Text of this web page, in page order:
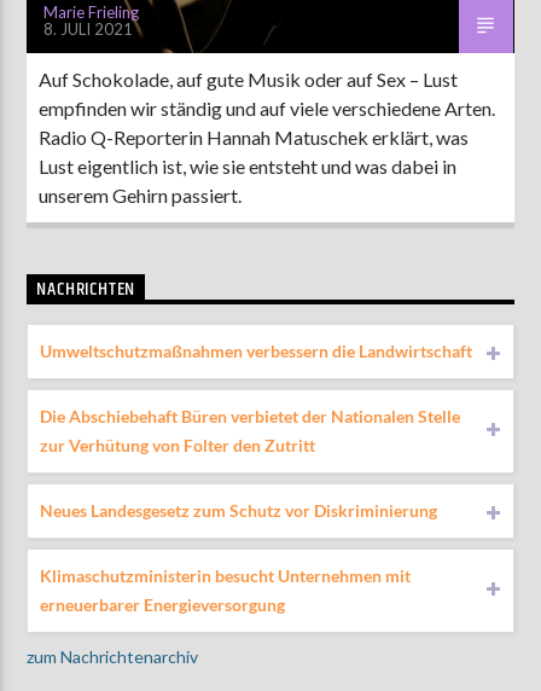
Marie Frieling
8. JULI 2021
Auf Schokolade, auf gute Musik oder auf Sex – Lust
empfinden wir ständig und auf viele verschiedene Arten.
Radio Q-Reporterin Hannah Matuschek erklärt, was
Lust eigentlich ist, wie sie entsteht und was dabei in
unserem Gehirn passiert.
NACHRICHTEN
Umweltschutzmaßnahmen verbessern die Landwirtschaft
Die Abschiebehaft Büren verbietet der Nationalen Stelle
zur Verhütung von Folter den Zutritt
Neues Landesgesetz zum Schutz vor Diskriminierung
Klimaschutzministerin besucht Unternehmen mit
erneuerbarer Energieversorgung
zum Nachrichtenarchiv